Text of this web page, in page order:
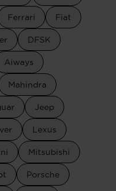
Ferrari Fiat
DFSK
Aiways
Mahindra
Jeep
Lexus
Mitsubishi
Porsche